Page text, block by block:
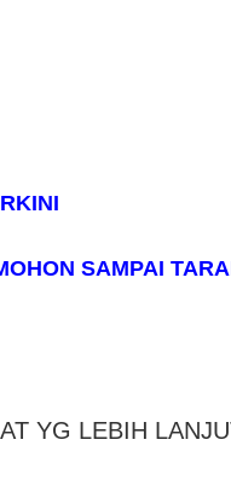
SAMPAI
YG LEBIH